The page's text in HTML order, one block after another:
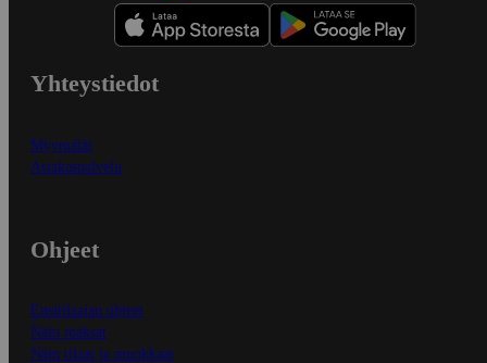
Yhteystiedot
Myymälät
Asiakaspalvelu
Ohjeet
Ensitilaajan ohjeet
Näin maksat
Näin tilaat ja muokkaat